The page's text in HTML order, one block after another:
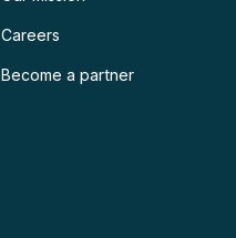
Careers
Become a partner